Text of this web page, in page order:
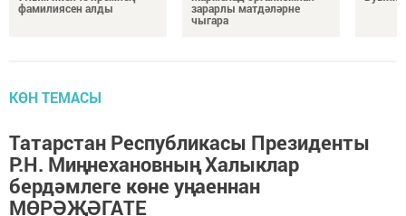
фамилиясен алды
зарарлы матдәләрне
чыгара
КӨН ТЕМАСЫ
Татарстан Республикасы Президенты
Р.Н. Миңнехановның Халыклар
бердәмлеге көне уңаеннан
МӨРӘҖӘГАТЕ